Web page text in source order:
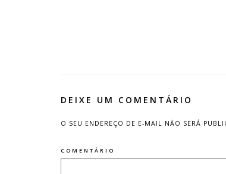
DEIXE UM COMENTÁRIO
O SEU ENDEREÇO DE E-MAIL NÃO SERÁ
COMENTÁRIO